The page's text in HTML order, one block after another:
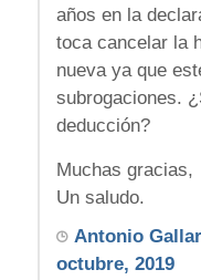
años en la
toca cancelar la
nueva ya que
subrogaciones.
deducción?
Muchas gracias,
Un saludo.
Antonio
octubre, 2019